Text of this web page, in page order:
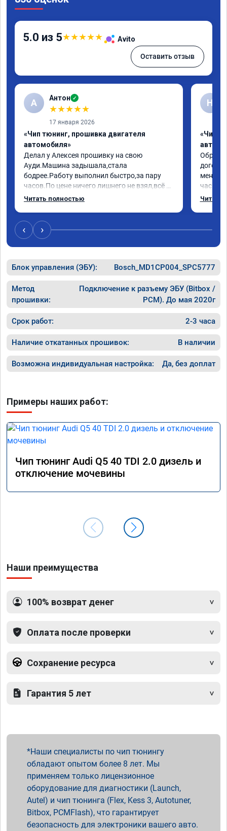
5.0 из 5★★★★★ Avito
Оставить отзыв
А Антон ✓
★★★★★
17 января 2026
«Чип тюнинг, прошивка двигателя
автомобиля»
Делал у Алексея прошивку на свою
Ауди.Машина задышала,стала
бодрее.Работу выполнил быстро,за пару
часов.По цене ничего лишнего не взял,всё
как договаривались заранее.После работы
случае поломки авто.Однозначно
рекомендую Алексея как грамотного
специалиста!
Читать полностью
Н
«Чип
меня
час
Арман
Читать
‹ ›
Блок управления (ЭБУ): Bosch_MD1CP004_SPC5777
Метод
прошивки:
Подключение к разъему ЭБУ (Bitbox /
PCM). До мая 2020г
Срок работ: 2-3 часа
Наличие откатанных прошивок: В наличии
Возможна индивидуальная настройка: Да, без доплат
Примеры наших работ:
Чип тюнинг Audi Q5 40 TDI 2.0 дизель и
отключение мочевины
Наши преимущества
100% возврат денег
Оплата после проверки
Сохранение ресурса
Гарантия 5 лет
Наши специалисты по чип тюнингу
обладают опытом более 8 лет. Мы
применяем только лицензионное
оборудование для диагностики (Launch,
Autel) и чип тюнинга (Flex, Kess 3, Autotuner,
Bitbox, PCMFlash), что гарантирует
безопасность для электроники вашего авто.